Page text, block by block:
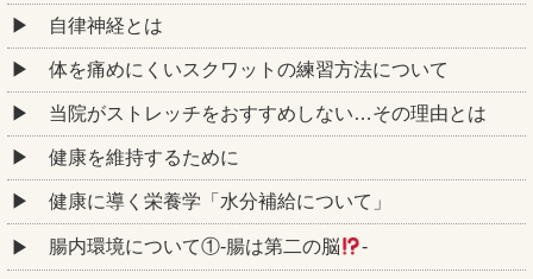
自律神経とは
体を痛めにくいスクワットの練習方法について
当院がストレッチをおすすめしない…その理由とは
健康を維持するために
健康に導く栄養学「水分補給について」
腸内環境について①‐腸は第二の脳 ‐